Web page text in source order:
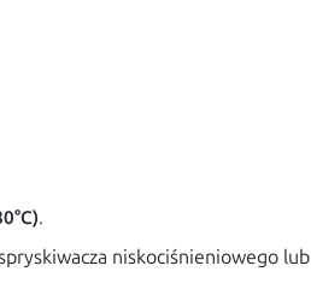
.
niskociśnieniowego lub